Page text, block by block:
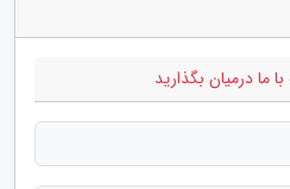
ما درمیان بگذارید